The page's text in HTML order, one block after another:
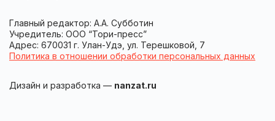
Главный редактор: А.А. Субботин
Учредитель: ООО “Тори-пресс”
Адрес: 670031 г. Улан-Удэ, ул. Терешковой, 7
Политика в отношении обработки персональных данных
Дизайн и разработка — nanzat.ru